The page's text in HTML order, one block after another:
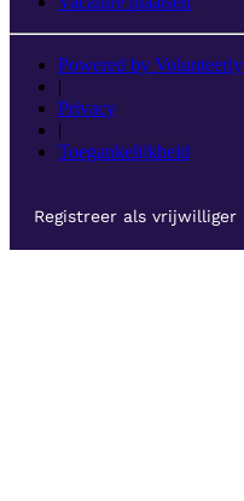
Powered by Volunteerly
|
Privacy
|
Toegankelijkheid
Registreer als vrijwilliger